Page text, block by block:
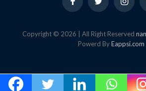
FacebookTwitter
Copyright © 2026 | All Right Reserved
Powerd ByEappsi.com